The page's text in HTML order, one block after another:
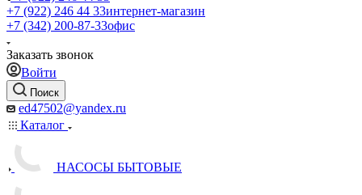
+7 (922) 246 44 33интернет-магазин
+7 (342) 200-87-33офис
Заказать звонок
Войти
Поиск
ed47502@yandex.ru
Каталог
НАСОСЫ БЫТОВЫЕ